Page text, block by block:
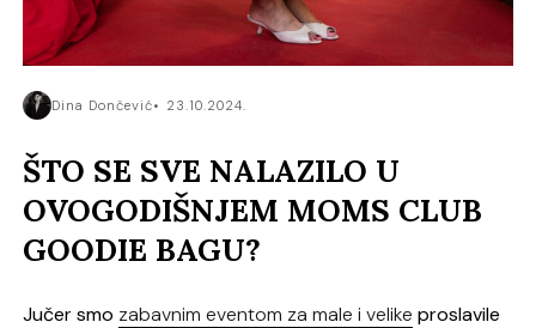
Dina Dončević 23.10.2024.
ŠTO SE SVE NALAZILO U
OVOGODIŠNJEM MOMS CLUB
GOODIE BAGU?
Jučer smo zabavnim eventom za male i velike proslavile